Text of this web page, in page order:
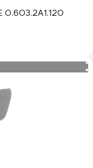
0.603.2A1.120